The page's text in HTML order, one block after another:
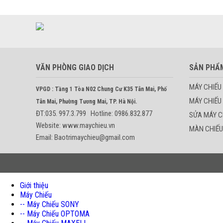
VĂN PHÒNG GIAO DỊCH
VPGD : Tầng 1 Tòa N02 Chung Cư K35 Tân Mai, Phố
Tân Mai, Phường Tương Mai, TP. Hà Nội.
ĐT:035. 997.3.799 Hotline: 0986.832.877
Website: www.maychieu.vn
Email: Baotrimaychieu@gmail.com
SẢN
MÁY
MÁY
SỬA MÁY
MÀN CHIẾU
Giới thiệu
Máy Chiếu
-- Máy Chiếu SONY
-- Máy Chiếu OPTOMA